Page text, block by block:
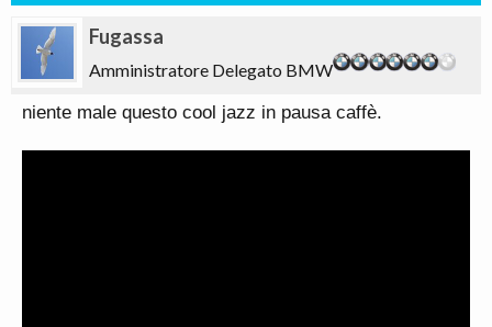
Fugassa
Amministratore Delegato BMW
niente male questo cool jazz in pausa caffè.